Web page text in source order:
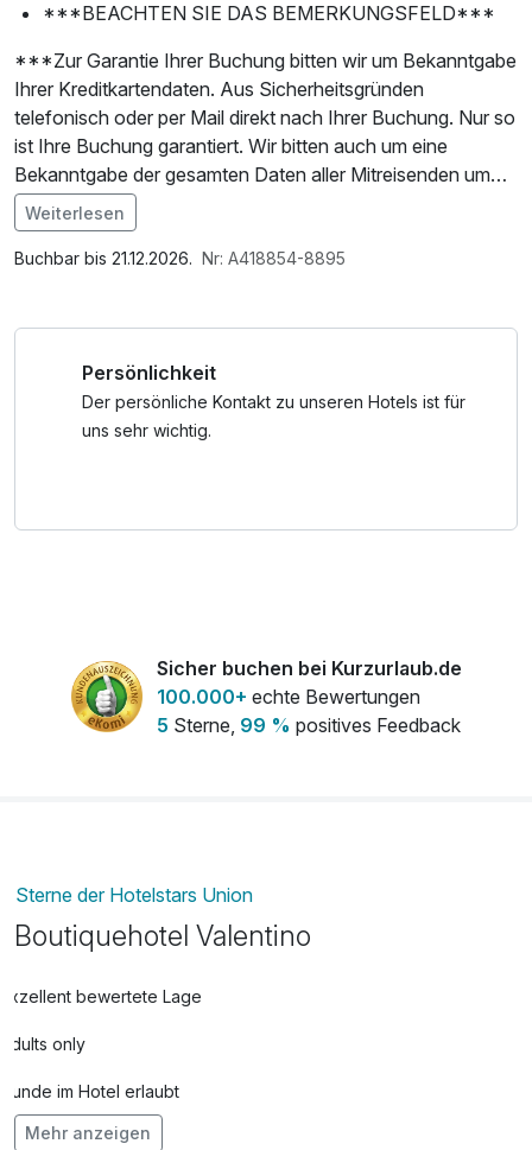
***BEACHTEN SIE DAS BEMERKUNGSFELD***
***Zur Garantie Ihrer Buchung bitten wir um Bekanntgabe
Ihrer Kreditkartendaten. Aus Sicherheitsgründen
telefonisch oder per Mail direkt nach Ihrer Buchung. Nur so
ist Ihre Buchung garantiert. Wir bitten auch um eine
Bekanntgabe der gesamten Daten aller Mitreisenden um
alle Vorteile der Gästekarten nutzen zu können! (Adresse,
Name, Geburtsdatum) Vielen Dank!***
**Unsere neue Adriatic Wellnessanlage bietet:
Panoramasauna & Terrasse
Soledampfbad
Ein tolles Wochenende buchen, wo man einmal den
Alltagsstress vergessen kann.
Im Angebot enthalten
Parkplatz, W-LAN Nutzung / Internetnutzung
Weiterlesen
Buchbar bis 21.12.2026. Nr: A418854-8895
Persönlichkeit
Der persönliche Kontakt zu unseren Hotels ist für
uns sehr wichtig.
Sicher buchen bei Kurzurlaub.de
100.000+ echte Bewertungen
5 Sterne, 99 % positives Feedback
Sterne der Hotelstars Union
Boutiquehotel Valentino
Exzellent bewertete Lage
Adults only
Hunde im Hotel erlaubt
Kostenloses W-LAN
Mehr anzeigen